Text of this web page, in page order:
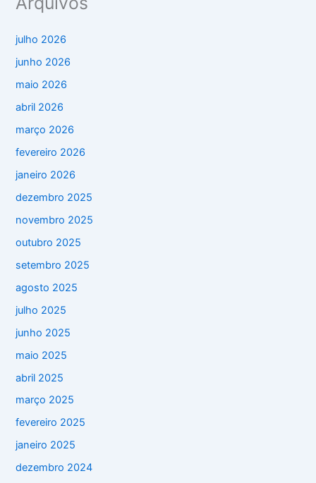
julho 2026
junho 2026
maio 2026
abril 2026
março 2026
fevereiro 2026
janeiro 2026
dezembro 2025
novembro 2025
outubro 2025
setembro 2025
agosto 2025
julho 2025
junho 2025
maio 2025
abril 2025
março 2025
fevereiro 2025
janeiro 2025
dezembro 2024